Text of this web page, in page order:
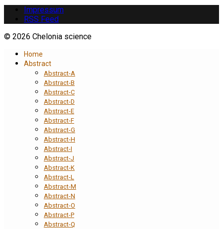
Impressum
RSS Feed
© 2026 Chelonia science
Home
Abstract
Abstract-A
Abstract-B
Abstract-C
Abstract-D
Abstract-E
Abstract-F
Abstract-G
Abstract-H
Abstract-I
Abstract-J
Abstract-K
Abstract-L
Abstract-M
Abstract-N
Abstract-O
Abstract-P
Abstract-Q